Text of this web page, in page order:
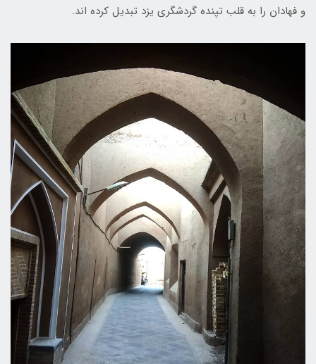
و فهادان را به قلب تپنده گردشگری یزد تبدیل کرده­ اند.